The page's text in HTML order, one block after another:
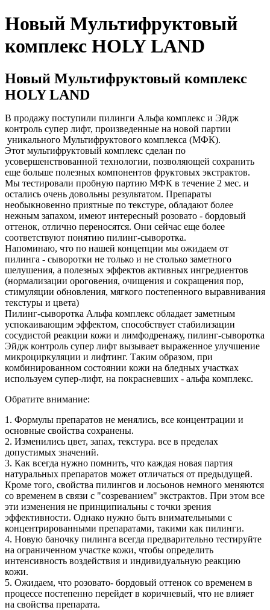
Новый Мультифруктовый
комплекс HOLY LAND
Новый Мультифруктовый комплекс
HOLY LAND
В продажу поступили пилинги Альфа комплекс и Эйдж
контроль супер лифт, произведенные на новой партии
уникального Мультифруктового комплекса (МФК).
Этот мультифруктовый комплекс сделан по
усовершенствованной технологии, позволяющей сохранить
еще больше полезных компонентов фруктовых экстрактов.
Мы тестировали пробную партию МФК в течение 2 мес. и
остались очень довольны результатом. Препараты
необыкновенно приятные по текстуре, обладают более
нежным запахом, имеют интересный розовато - бордовый
оттенок, отлично переносятся. Они сейчас еще более
соответствуют понятию пилинг-сыворотка.
Напоминаю, что по нашей концепции мы ожидаем от
пилинга - сыворотки не только и не столько заметного
шелушения, а полезных эффектов активных ингредиентов
(нормализации ороговения, очищения и сокращения пор,
стимуляции обновления, мягкого постепенного выравнивания
текстуры и цвета)
Пилинг-сыворотка Альфа комплекс обладает заметным
успокаивающим эффектом, способствует стабилизации
сосудистой реакции кожи и лимфодренажу, пилинг-сыворотка
Эйдж контроль супер лифт вызывает выраженное улучшение
микроциркуляции и лифтинг. Таким образом, при
комбинированном состоянии кожи на бледных участках
используем супер-лифт, на покрасневших - альфа комплекс.
Обратите внимание:
1. Формулы препаратов не менялись, все концентрации и
основные свойства сохранены.
2. Изменились цвет, запах, текстура. все в пределах
допустимых значений.
3. Как всегда нужно помнить, что каждая новая партия
натуральных препаратов может отличаться от предыдущей.
Кроме того, свойства пилингов и лосьонов немного меняются
со временем в связи с "созреванием" экстрактов. При этом все
эти изменения не принципиальны с точки зрения
эффективности. Однако нужно быть внимательными с
концентрированными препаратами, такими как пилинги.
4. Новую баночку пилинга всегда предварительно тестируйте
на ограниченном участке кожи, чтобы определить
интенсивность воздействия и индивидуальную реакцию
кожи.
5. Ожидаем, что розовато- бордовый оттенок со временем в
процессе постепенно перейдет в коричневый, что не влияет
на свойства препарата.